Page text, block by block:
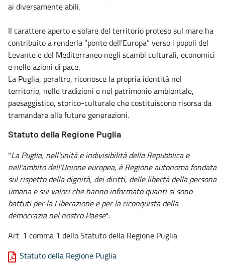
ai diversamente abili.
Il carattere aperto e solare del territorio proteso sul mare ha
contribuito a renderla “ponte dell’Europa” verso i popoli del
Levante e del Mediterraneo negli scambi culturali, economici
e nelle azioni di pace.
La Puglia, peraltro, riconosce la propria identità nel
territorio, nelle tradizioni e nel patrimonio ambientale,
paesaggistico, storico-culturale che costituiscono risorsa da
tramandare alle future generazioni.
Statuto della Regione Puglia
"La Puglia, nell'unità e indivisibilità della Repubblica e
nell'ambito dell'Unione europea, è Regione autonoma fondata
sul rispetto della dignità, dei diritti, delle libertà della persona
umana e sui valori che hanno informato quanti si sono
battuti per la Liberazione e per la riconquista della
democrazia nel nostro Paese".
Art. 1 comma 1 dello Statuto della Regione Puglia
Statuto della Regione Puglia